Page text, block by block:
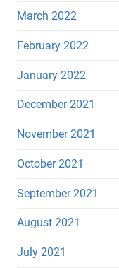
March 2022
February 2022
January 2022
December 2021
November 2021
October 2021
September 2021
August 2021
July 2021